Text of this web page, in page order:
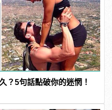
？5句話點破你的迷惘！